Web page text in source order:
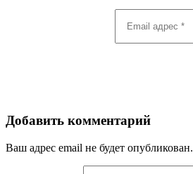
адрес
*
Добавить комментарий
Ваш адрес email не будет опубликован.